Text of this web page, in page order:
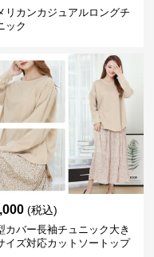
リカンカジュアルロングチ
ック
(税込)
カバー長袖チュニック大き
イズ対応カットソートップ